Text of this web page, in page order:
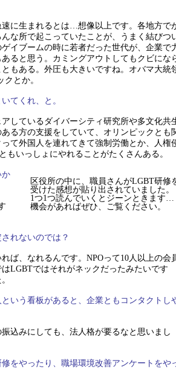
に生まれるとは…想像以上です。各地方で
な所で起こっていたことが、うまく結びつ
イブームの時に若者だった世代が、企業で
ると思う。カミングアウトしてもクビにな
もある。外圧も大きいですね。オバマ大統
とか。
てくれ、と。
しているダイバーシティ研究所や多文化共
る方の支援をしていて、オリンピックとも
て外国人を連れてきて強制労働とか、人権
もいっしょにやれることがたくさんある。
区役所の中に、職員さんがLGBT研修
受けた感想が貼り出されていました。
1つ1つ読んでいくとジーンときます…
機会があればぜひ、ご覧ください。
れないのでは？
ば、なれるんです。NPOって10人以上の会
LGBTではそれがネックだったみたいです
いう看板があると、企業ともコンタクトし
込みにしても、法人格が要るなと思いまし
をやったり、職場環境改善アンケートをや